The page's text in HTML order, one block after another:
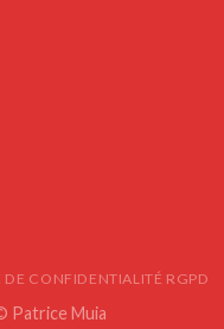
DE CONFIDENTIALITÉ RGPD
Muia